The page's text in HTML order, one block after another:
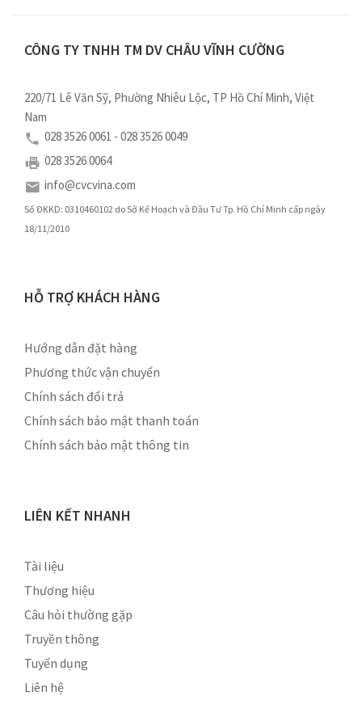
CÔNG TY TNHH TM DV CHÂU VĨNH CƯỜNG
220/71 Lê Văn Sỹ, Phường Nhiêu Lộc, TP Hồ Chí Minh, Việt
Nam
028 3526 0061 - 028 3526 0049
028 3526 0064
info@cvcvina.com
Số ĐKKD: 0310460102 do Sở Kế Hoạch và Đầu Tư Tp. Hồ Chí Minh cấp ngày
18/11/2010
HỖ TRỢ KHÁCH HÀNG
Hướng dẫn đặt hàng
Phương thức vận chuyển
Chính sách đổi trả
Chính sách bảo mật thanh toán
Chính sách bảo mật thông tin
LIÊN KẾT NHANH
Tài liệu
Thương hiệu
Câu hỏi thường gặp
Truyền thông
Tuyển dụng
Liên hệ